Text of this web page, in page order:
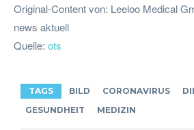
Original-Content von: Leeloo Medical
news aktuell
Quelle: ots
TAGS BILD CORONAVIRUS
GESUNDHEIT
MEDIZIN